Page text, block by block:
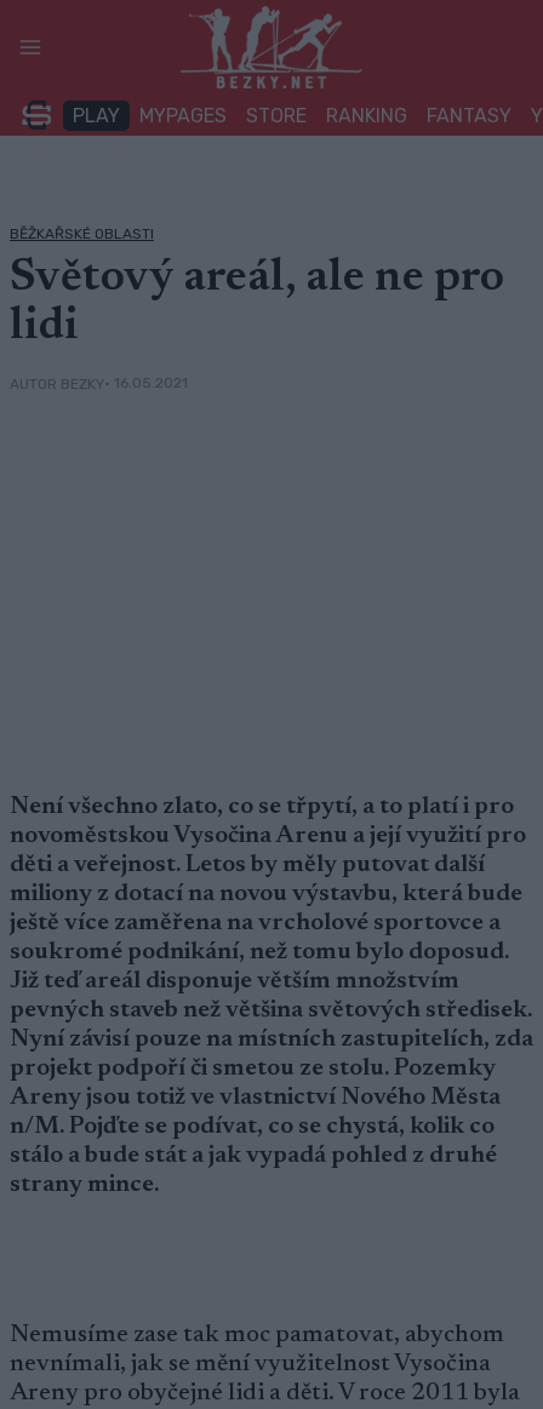
PLAY MYPAGES STORE RANKING FANTASY
BĚŽKAŘSKÉ OBLASTI
Světový areál, ale ne pro
lidi
AUTOR BEZKY• 16.05.2021
Není všechno zlato, co se třpytí, a to platí i pro
novoměstskou Vysočina Arenu a její využití pro
děti a veřejnost. Letos by měly putovat další
miliony z dotací na novou výstavbu, která bude
ještě více zaměřena na vrcholové sportovce a
soukromé podnikání, než tomu bylo doposud.
Již teď areál disponuje větším množstvím
pevných staveb než většina světových středisek.
Nyní závisí pouze na místních zastupitelích, zda
projekt podpoří či smetou ze stolu. Pozemky
Areny jsou totiž ve vlastnictví Nového Města
n/M. Pojďte se podívat, co se chystá, kolik co
stálo a bude stát a jak vypadá pohled z druhé
strany mince.
Nemusíme zase tak moc pamatovat, abychom
nevnímali, jak se mění využitelnost Vysočina
Areny pro obyčejné lidi a děti. V roce 2011 byla